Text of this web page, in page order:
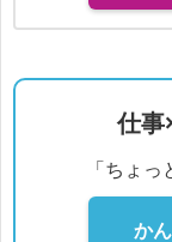
仕事
「ちょ
か